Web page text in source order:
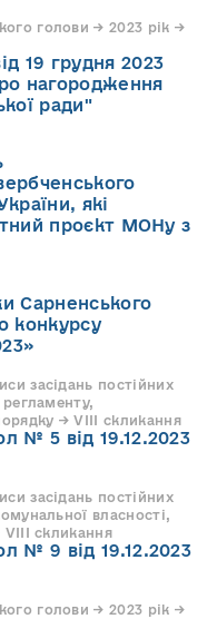
голови → 2023 рік →
19 грудня 2023
нагородження
ради"
які
проєкт МОНу з
Сарненського
конкурсу
засідань постійних
→ VIII скликання
№ 5 від 19.12.2023
засідань постійних
власності,
VIII скликання
№ 9 від 19.12.2023
голови → 2023 рік →